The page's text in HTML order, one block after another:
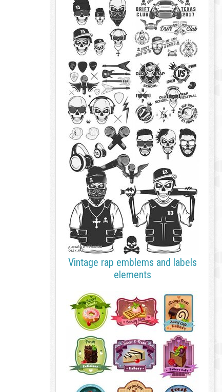
Vintage rap emblems and labels
elements